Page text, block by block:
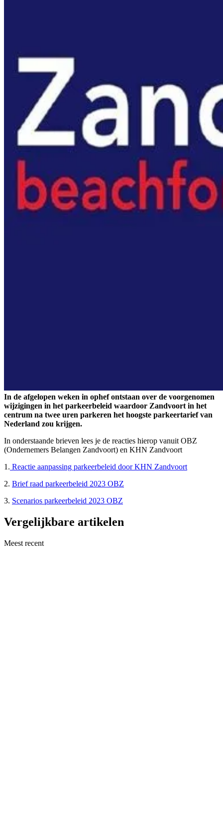
In de afgelopen weken in ophef ontstaan over de voorgenomen
wijzigingen in het parkeerbeleid waardoor Zandvoort in het
centrum na twee uren parkeren het hoogste parkeertarief van
Nederland zou krijgen.
In onderstaande brieven lees je de reacties hierop vanuit OBZ
(Ondernemers Belangen Zandvoort) en KHN Zandvoort
1. Reactie aanpassing parkeerbeleid door KHN Zandvoort
2. Brief raad parkeerbeleid 2023 OBZ
3. Scenarios parkeerbeleid 2023 OBZ
Vergelijkbare artikelen
Meest recent